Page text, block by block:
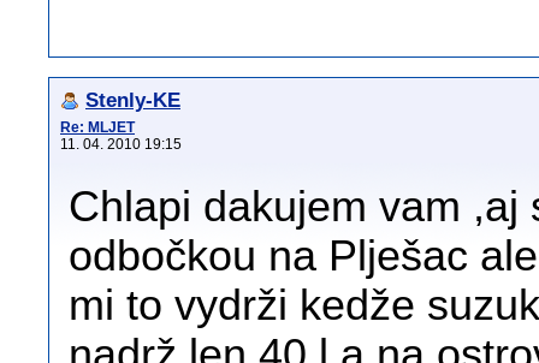
Stenly-KE
Re: MLJET
11. 04. 2010 19:15
Chlapi dakujem vam ,aj
odbočkou na Plješac
mi to vydrži kedže